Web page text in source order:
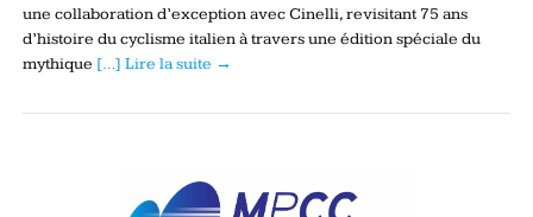
une collaboration d’exception avec Cinelli, revisitant 75 ans
d’histoire du cyclisme italien à travers une édition spéciale du
mythique […] Lire la suite →